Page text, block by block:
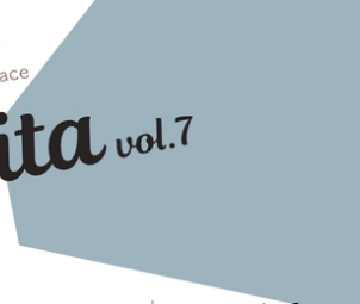
新達成プロジェクト